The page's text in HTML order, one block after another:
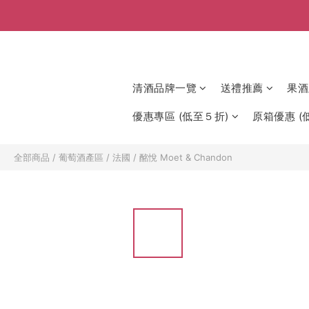
清酒品牌一覽 送禮推薦 果
優惠專區 (低至５折) 原箱優惠 (
全部商品 / 葡萄酒產區 / 法國 / 酩悅 Moet & Chandon